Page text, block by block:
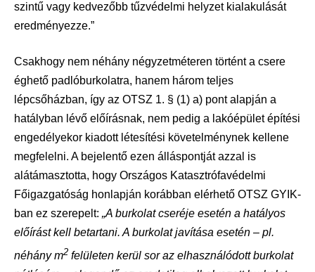
szintű vagy kedvezőbb tűzvédelmi helyzet kialakulását
eredményezze.”
Csakhogy nem néhány négyzetméteren történt a csere
éghető padlóburkolatra, hanem három teljes
lépcsőházban, így az OTSZ 1. § (1) a) pont alapján a
hatályban lévő előírásnak, nem pedig a lakóépület építési
engedélyekor kiadott létesítési követelménynek kellene
megfelelni. A bejelentő ezen álláspontját azzal is
alátámasztotta, hogy Országos Katasztrófavédelmi
Főigazgatóság honlapján korábban elérhető OTSZ GYIK-
ban ez szerepelt: „A burkolat cseréje esetén a hatályos
előírást kell betartani. A burkolat javítása esetén – pl.
néhány m2 felületen kerül sor az elhasználódott burkolat